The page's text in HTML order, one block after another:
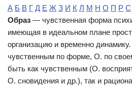
А Б В Г Д Е Ж З И К Л М Н О П Р С
Образ — чувственная форма
имеющая в идеальном плане
организацию и временно
чувственным по форме, О. по
быть как чувственным (О.
О. сновидения и др.), так и